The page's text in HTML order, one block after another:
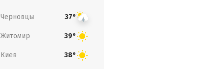
Черновцы 37°
Житомир 39°
Киев 38°